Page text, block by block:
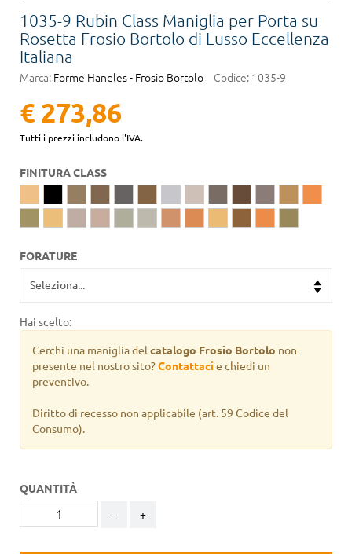
1035-9 Rubin Class Maniglia per Porta su
Rosetta Frosio Bortolo di Lusso Eccellenza
Italiana
Marca: Forme Handles - Frosio Bortolo Codice: 1035-9
€ 273,86
Tutti i prezzi includono l'IVA.
FINITURA CLASS
FORATURE
Hai scelto:
Cerchi una maniglia del catalogo Frosio Bortolo non
presente nel nostro sito?Contattacie chiedi un
preventivo.
Diritto di recesso non applicabile (art. 59 Codice del
Consumo).
QUANTITÀ
- +